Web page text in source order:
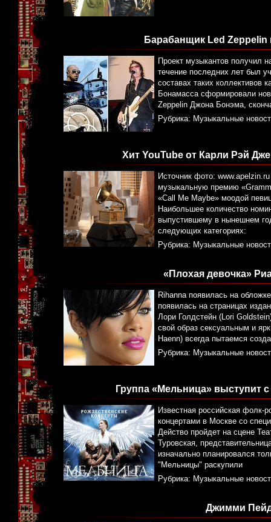
Барабанщик Led Zeppelin
Проект музыкантов получил
течение последних лет был
составах таких коллективов
Бонамасса сформировали
Zeppelin Джона Бонэма,
Рубрика: Музыкальные
Хит YouTube от Карли Рэй
Источник фото:
музыкальную премию
«Call Me Maybe» моодой
Наибольшее количество
выпустившему в нынешнем
следующих категориях:
Рубрика: Музыкальные
«Плохая девочка»
Rihanna появилась на
появилась на страницах
Лори Голдстейн (Lori
свой образ сексуальным и
Haenn) всегда пытаемся
Рубрика: Музыкальные
Группа «Мельница» выступит
Известная российская фолк-
концертами в Москве со
Действо пройдет на сцене
Туровская,
изначально планировался
"Мельницы" раскупили
Рубрика: Музыкальные
Джимми